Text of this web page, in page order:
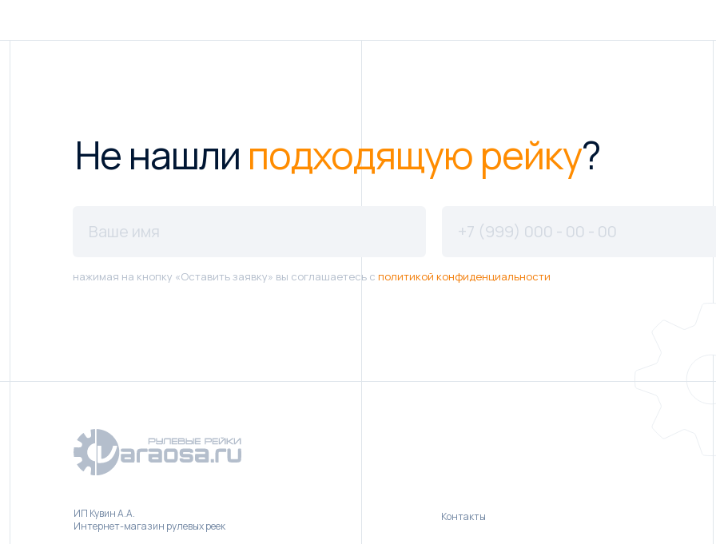
Не нашли подходящую рейку?
нажимая на кнопку «Оставить заявку» вы соглашаетесь с политикой конфиденциальности
Контакты
ИП Кувин А.А.
Интернет-магазин рулевых реек